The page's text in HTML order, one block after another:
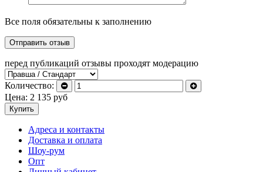
Все поля обязательны к заполнению
перед публикаций отзывы проходят модерацию
Количество:
Цена: 2 135 руб
Купить
Адреса и контакты
Доставка и оплата
Шоу-рум
Опт